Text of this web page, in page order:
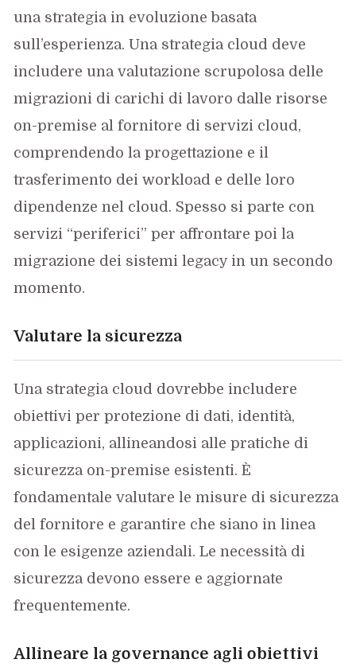
una strategia in evoluzione basata
sull’esperienza. Una strategia cloud deve
includere una valutazione scrupolosa delle
migrazioni di carichi di lavoro dalle risorse
on-premise al fornitore di servizi cloud,
comprendendo la progettazione e il
trasferimento dei workload e delle loro
dipendenze nel cloud. Spesso si parte con
servizi “periferici” per affrontare poi la
migrazione dei sistemi legacy in un secondo
momento.
Valutare la sicurezza
Una strategia cloud dovrebbe includere
obiettivi per protezione di dati, identità,
applicazioni, allineandosi alle pratiche di
sicurezza on-premise esistenti. È
fondamentale valutare le misure di sicurezza
del fornitore e garantire che siano in linea
con le esigenze aziendali. Le necessità di
sicurezza devono essere e aggiornate
frequentemente.
Allineare la governance agli obiettivi